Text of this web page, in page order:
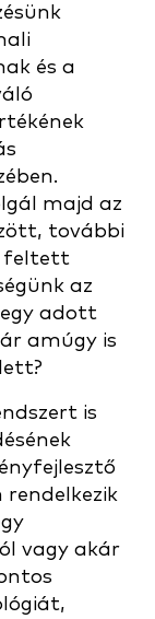
és a
majd az
további
feltett
az
adott
amúgy is
is
rendelkezik
vagy akár